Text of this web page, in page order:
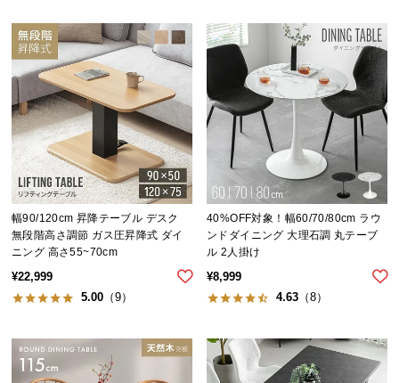
す
ン
テ
リ
コ
ー
デ
ィ
ネ
ー
幅90/120cm 昇降テーブル デスク
無段階高さ調節 ガス圧昇降式 ダイ
ニング 高さ55~70cm
¥22,999
5.00 （9）
40%OFF対象！幅60/70/80cm ラウ
ンドダイニング 大理石調 丸テーブ
ル 2人掛け
¥8,999
4.63 （8）